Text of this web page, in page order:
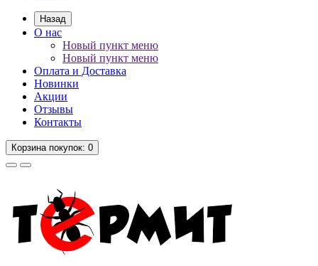
Назад
О нас
Новый пункт меню
Новый пункт меню
Оплата и Доставка
Новинки
Акции
Отзывы
Контакты
Корзинапокупок: 0